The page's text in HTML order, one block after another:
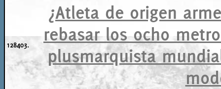
128403.
¿Atleta de origen
rebasar los ocho
plusmarquista